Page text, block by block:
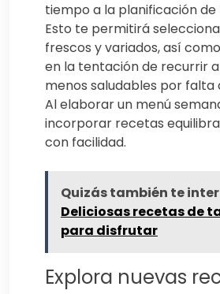
tiempo a la planificación de
Esto te permitirá
frescos y variados, así
en la tentación de recurrir
menos saludables por falta
Al elaborar un menú
incorporar recetas
con facilidad.
Quizás también te
Deliciosas recetas de
para disfrutar
Explora nuevas